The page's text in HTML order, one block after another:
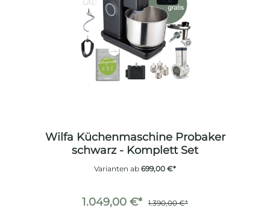
Wilfa Küchenmaschine Probaker
schwarz - Komplett Set
Varianten ab 699,00 €*
1.049,00 €* 1.390,00 €*